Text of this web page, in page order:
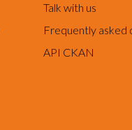
Talk with us
Frequently asked
API CKAN